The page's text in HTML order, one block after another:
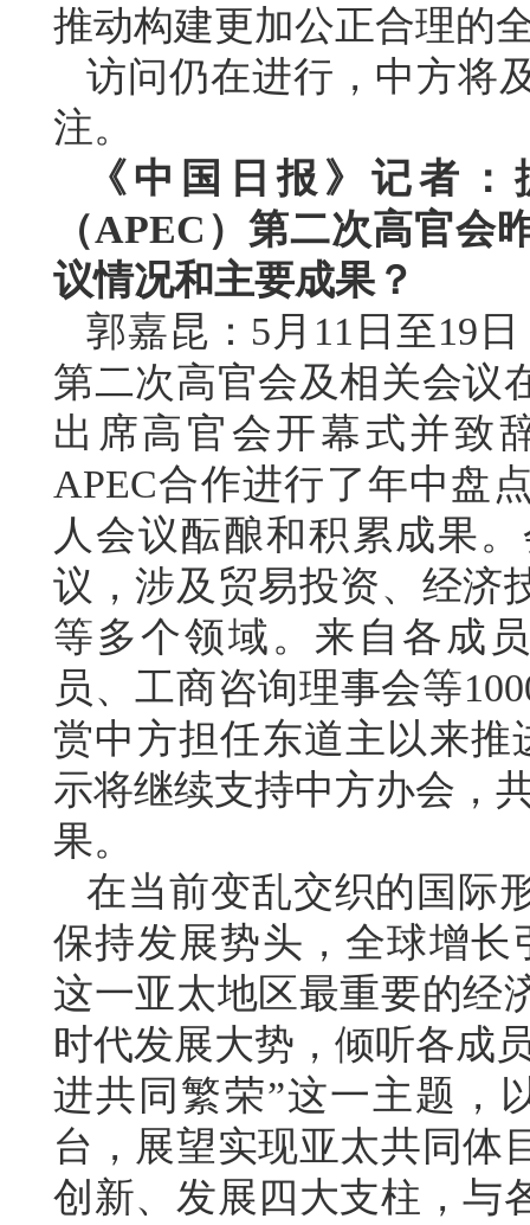
推动构建更加公正合理的
访问仍在进行，中方将
注。
《中国日报》记者
（APEC）第二次高官会
议情况和主要成果？
郭嘉昆：5月11日至19
第二次高官会及相关会议
出席高官会开幕式并致
APEC合作进行了年中盘
人会议酝酿和积累成果
议，涉及贸易投资、经济
等多个领域。来自各成
员、工商咨询理事会等
赏中方担任东道主以来推
示将继续支持中方办会，
果。
在当前变乱交织的国际
保持发展势头，全球增长
这一亚太地区最重要的经
时代发展大势，倾听各成
进共同繁荣”这一主题，
台，展望实现亚太共同体
创新、发展四大支柱，与